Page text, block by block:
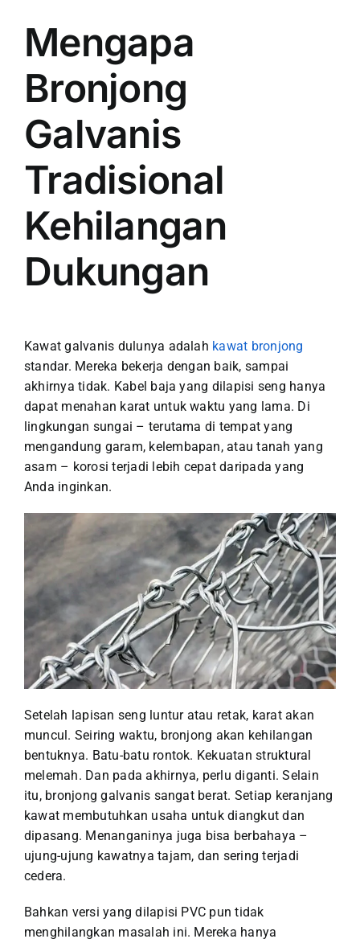
Mengapa
Bronjong
Galvanis
Tradisional
Kehilangan
Dukungan
Kawat galvanis dulunya adalah kawat bronjong
standar. Mereka bekerja dengan baik, sampai
akhirnya tidak. Kabel baja yang dilapisi seng hanya
dapat menahan karat untuk waktu yang lama. Di
lingkungan sungai – terutama di tempat yang
mengandung garam, kelembapan, atau tanah yang
asam – korosi terjadi lebih cepat daripada yang
Anda inginkan.
Setelah lapisan seng luntur atau retak, karat akan
muncul. Seiring waktu, bronjong akan kehilangan
bentuknya. Batu-batu rontok. Kekuatan struktural
melemah. Dan pada akhirnya, perlu diganti.Selain
itu, bronjong galvanis sangat berat. Setiap keranjang
kawat membutuhkan usaha untuk diangkut dan
dipasang. Menanganinya juga bisa berbahaya –
ujung-ujung kawatnya tajam, dan sering terjadi
cedera.
Bahkan versi yang dilapisi PVC pun tidak
menghilangkan masalah ini. Mereka hanya